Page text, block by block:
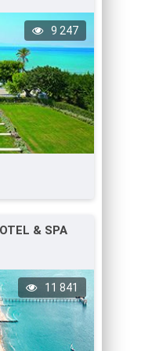
9 247
& SPA
11 841